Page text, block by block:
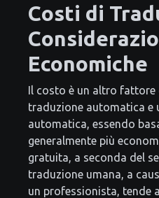
Costi di
Economiche
Il costo è un altro fattore
traduzione automatica e
automatica, essendo
generalmente più
gratuita, a seconda del
traduzione umana, a
un professionista, tende